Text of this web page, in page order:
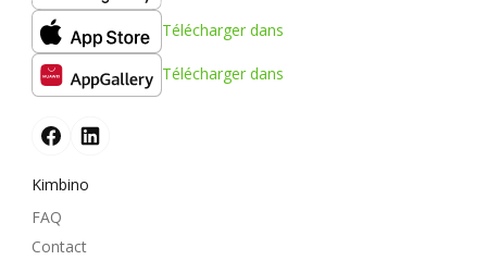
Télécharger dans
Télécharger dans
Kimbino
FAQ
Contact